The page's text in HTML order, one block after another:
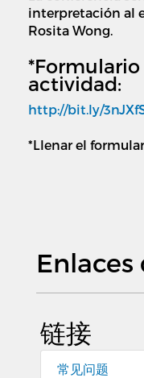
interpretación al
Rosita Wong.
actividad:
http://bit.ly/
*Llenar el
链接
常见问题